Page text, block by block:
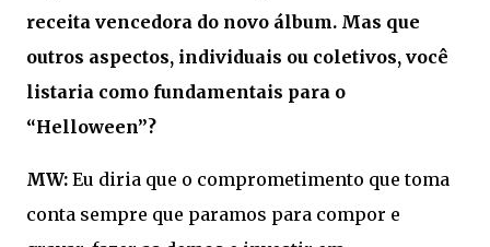
receita vencedora do novo álbum. Mas que
outros aspectos, individuais ou coletivos, você
listaria como fundamentais para o
“Helloween”?
MW: Eu diria que o comprometimento que toma
conta sempre que paramos para compor e